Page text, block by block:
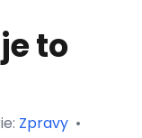
to
Zpravy •